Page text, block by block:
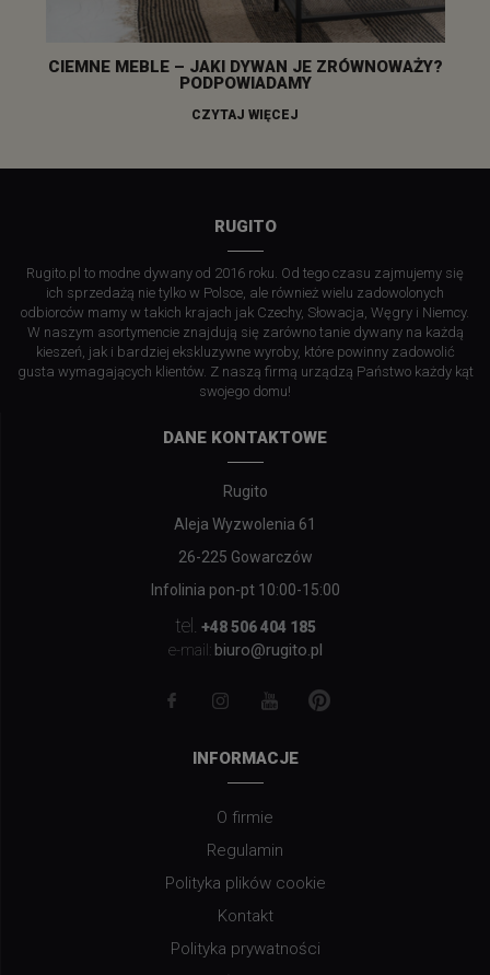
CIEMNE MEBLE – JAKI DYWAN JE ZRÓWNOWAŻY?
PODPOWIADAMY
CZYTAJ WIĘCEJ
RUGITO
Rugito.pl to modne dywany od 2016 roku. Od tego czasu zajmujemy się
ich sprzedażą nie tylko w Polsce, ale również wielu zadowolonych
odbiorców mamy w takich krajach jak Czechy, Słowacja, Węgry i Niemcy.
W naszym asortymencie znajdują się zarówno tanie dywany na każdą
kieszeń, jak i bardziej ekskluzywne wyroby, które powinny zadowolić
gusta wymagających klientów. Z naszą firmą urządzą Państwo każdy kąt
swojego domu!
DANE KONTAKTOWE
Rugito
Aleja Wyzwolenia 61
26-225 Gowarczów
Infolinia pon-pt 10:00-15:00
tel. +48 506 404 185
e-mail: biuro@rugito.pl
INFORMACJE
O firmie
Regulamin
Polityka plików cookie
Kontakt
Polityka prywatności